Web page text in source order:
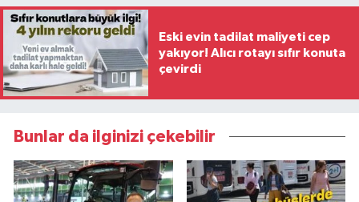
Eski evin tadilat maliyeti cep
yakıyor! Alıcı rotayı sıfır konuta
çevirdi
Bunlar da ilginizi çekebilir